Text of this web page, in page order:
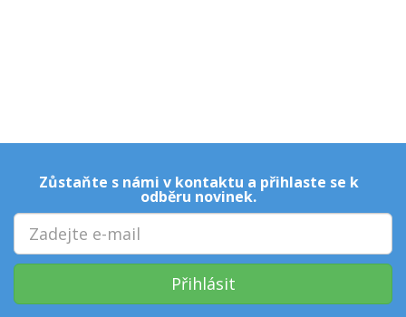
Zůstaňte s námi v kontaktu a přihlaste se k
odběru novinek.
Přihlásit